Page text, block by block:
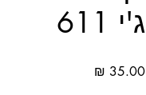
ג'י 611